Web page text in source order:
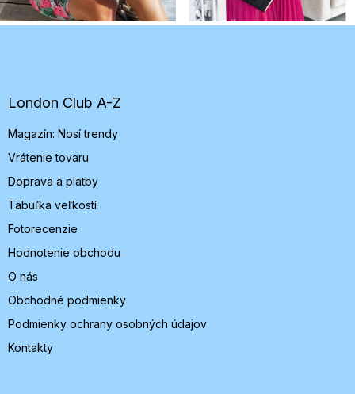
e
London Club A-Z
Magazín: Nosí trendy
Vrátenie tovaru
Doprava a platby
Tabuľka veľkostí
Fotorecenzie
Hodnotenie obchodu
O nás
Obchodné podmienky
Podmienky ochrany osobných údajov
Kontakty